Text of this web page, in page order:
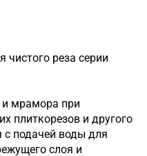
чистого реза серии
и мрамора при
плиткорезов и другого
с подачей воды для
слоя и